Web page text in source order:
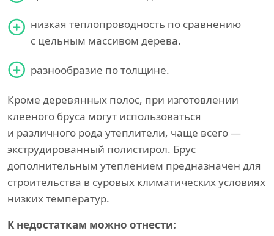
низкая теплопроводность по сравнению
с цельным массивом дерева.
разнообразие по толщине.
Кроме деревянных полос, при изготовлении
клееного бруса могут использоваться
и различного рода утеплители, чаще всего —
экструдированный полистирол. Брус
дополнительным утеплением предназначен для
строительства в суровых климатических условиях
низких температур.
К недостаткам можно отнести: